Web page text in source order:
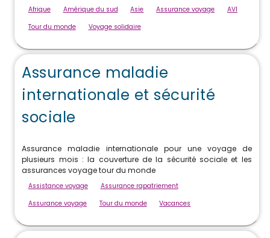
Afrique Amérique du sud Asie Assurance voyage
AVI
Tour du monde
Voyage solidaire
Assurance maladie
internationale et sécurité
sociale
Assurance maladie internationale pour une voyage de
plusieurs mois : la couverture de la sécurité sociale et les
assurances voyage tour du monde
Assistance voyage
Assurance rapatriement
Assurance voyage
Tour du monde Vacances